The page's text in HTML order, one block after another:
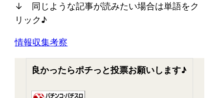
↓ 同じような記事が読みたい場合は単語をク
リック♪
情報収集考察
良かったらポチっと投票お願いします♪